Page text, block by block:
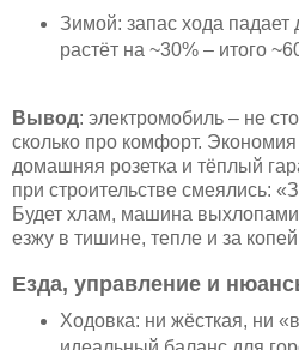
Зимой: запас хода падает
растёт на ~30% – итого
Вывод: электромобиль – не
сколько про комфорт.
домашняя розетка и тёплый
при строительстве смеялись:
Будет хлам, машина выхлопами
езжу в тишине, тепле и за
Езда, управление и
Ходовка: ни жёсткая, ни